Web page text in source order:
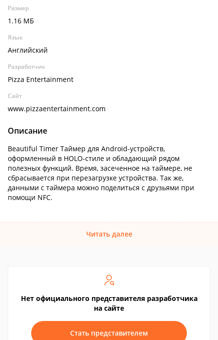
Размер
1.16 МБ
Язык
Английский
Разработчик
Pizza Entertainment
Сайт
www.pizzaentertainment.com
Описание
Beautiful Timer Таймер для Android-устройств,
оформленный в HOLO-стиле и обладающий рядом
полезных функций. Время, засеченное на таймере, не
сбрасывается при перезагрузке устройства. Так же,
данными с таймера можно поделиться с друзьями при
помощи NFC.
Читать далее
Нет официального представителя разработчика
на сайте
Стать представителем